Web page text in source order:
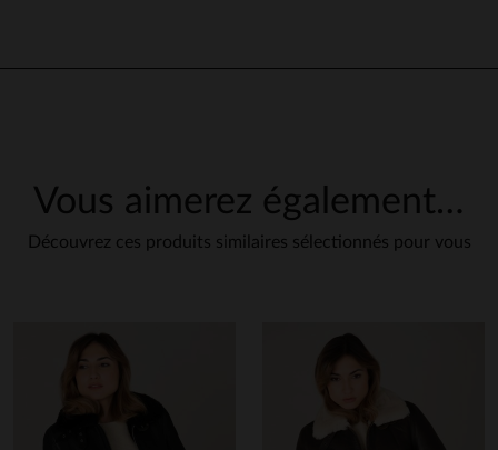
Vous aimerez également…
Découvrez ces produits similaires sélectionnés pour vous